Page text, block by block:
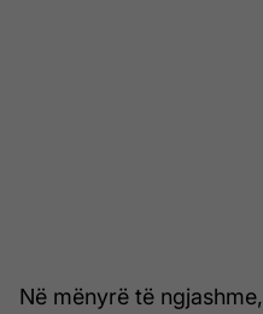
Në mënyrë të ngjashme,